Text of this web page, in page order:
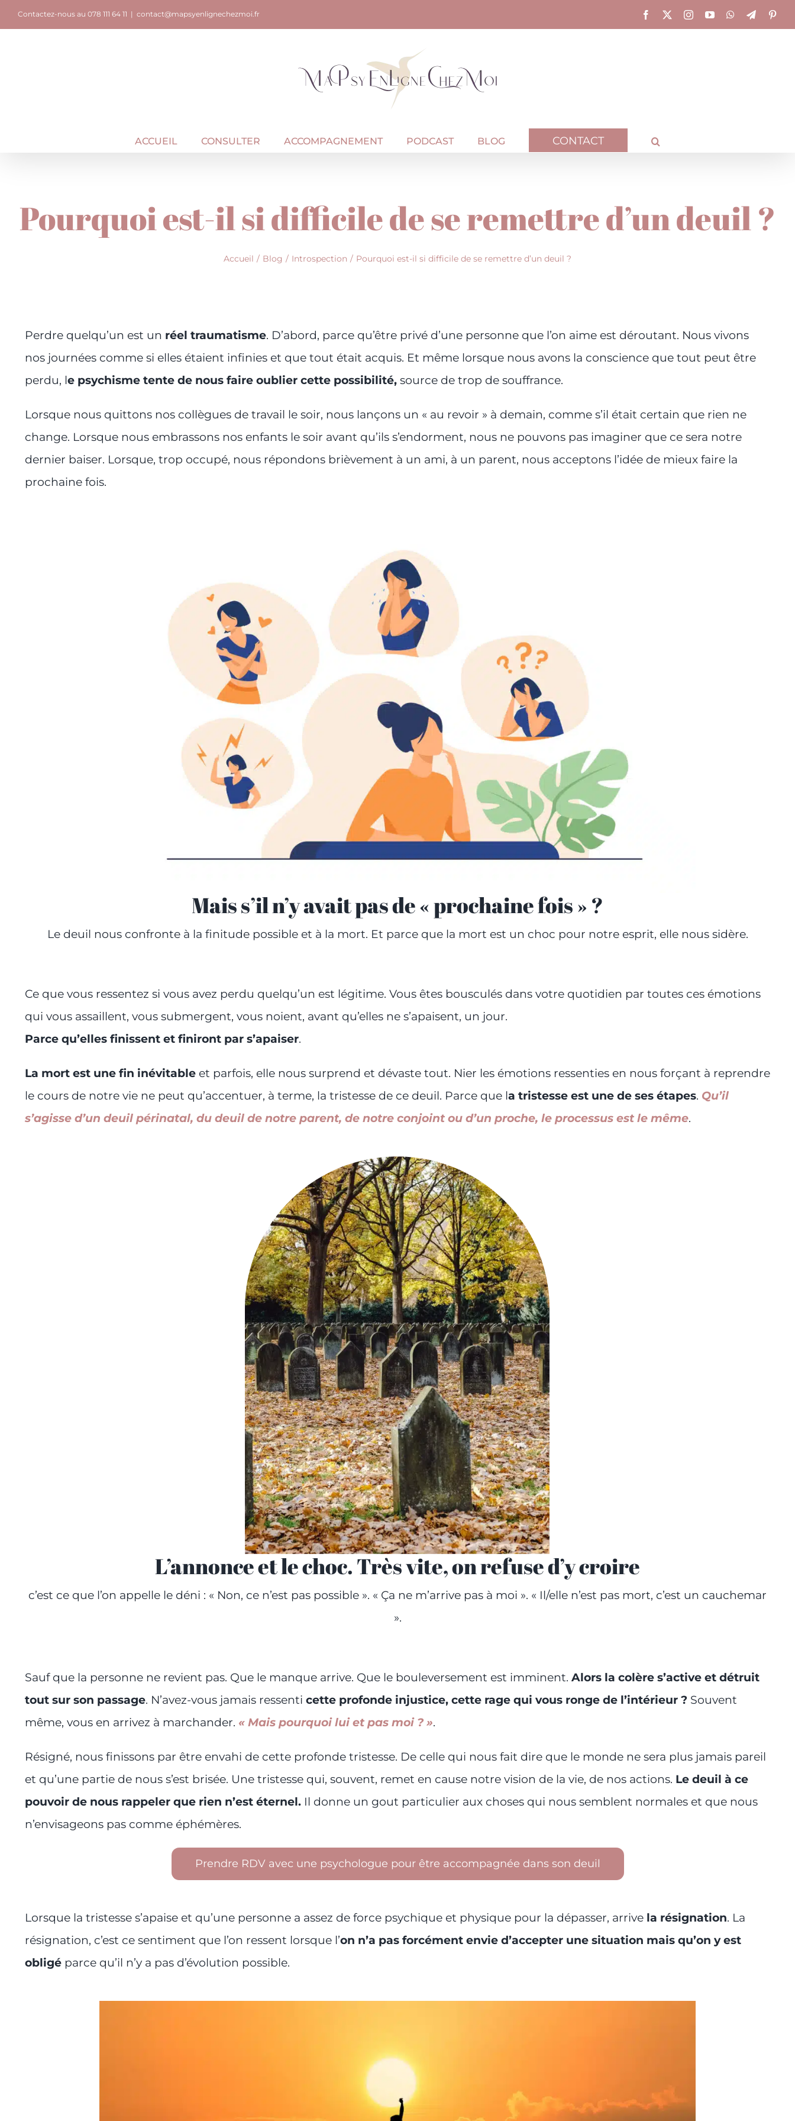
Passer
au
Contactez-nous au 078 111 64 11 | contact@mapsyenlignechezmoi.fr Facebook InstagramYouTubeWhatsApp
Telegram
ACCUEIL CONSULTER ACCOMPAGNEMENT PODCAST BLOG CONTACT
Pourquoi est-il si difficile de se remettre d’un deuil ?
Accueil Blog Introspection Pourquoi est-il si difficile de se remettre d’un deuil ?
Perdre quelqu’un est un réel traumatisme. D’abord, parce qu’être privé d’une personne que l’on aime est déroutant. Nous vivons
nos journées comme si elles étaient infinies et que tout était acquis. Et même lorsque nous avons la conscience que tout peut être
perdu, le psychisme tente de nous faire oublier cette possibilité,source de trop de souffrance.
Lorsque nous quittons nos collègues de travail le soir, nous lançons un « au revoir » à demain, comme s’il était certain que rien ne
change. Lorsque nous embrassons nos enfants le soir avant qu’ils s’endorment, nous ne pouvons pas imaginer que ce sera notre
dernier baiser. Lorsque, trop occupé, nous répondons brièvement à un ami, à un parent, nous acceptons l’idée de mieux faire la
prochaine fois.
Mais s’il n’y avait pas de « prochaine fois » ?
Le deuil nous confronte à la finitude possible et à la mort. Et parce que la mort est un choc pour notre esprit, elle nous sidère.
Ce que vous ressentez si vous avez perdu quelqu’un est légitime. Vous êtes bousculés dans votre quotidien par toutes ces émotions
qui vous assaillent, vous submergent, vous noient, avant qu’elles ne s’apaisent, un jour.
Parce qu’elles finissent et finiront par s’apaiser.
La mort est une fin inévitableet parfois, elle nous surprend et dévaste tout. Nier les émotions ressenties en nous forçant à reprendre
le cours de notre vie ne peut qu’accentuer, à terme, la tristesse de ce deuil. Parce que la tristesse est une de ses étapes. Qu’il
s’agisse d’un deuil périnatal, du deuil de notre parent, de notre conjoint ou d’un proche, le processus est le même.
L’annonce et le choc. Très vite, on refuse d’y croire
c’est ce que l’on appelle le déni : « Non, ce n’est pas possible ». « Ça ne m’arrive pas à moi ». « Il/elle n’est pas mort, c’est un cauchemar
».
Sauf que la personne ne revient pas. Que le manque arrive. Que le bouleversement est imminent. Alors la colère s’active et détruit
tout sur son passage. N’avez-vous jamais ressenti cette profonde injustice, cette rage qui vous ronge de l’intérieur ?Souvent
même, vous en arrivez à marchander. « Mais pourquoi lui et pas moi ? ».
Résigné, nous finissons par être envahi de cette profonde tristesse. De celle qui nous fait dire que le monde ne sera plus jamais pareil
et qu’une partie de nous s’est brisée. Une tristesse qui, souvent, remet en cause notre vision de la vie, de nos actions. Le deuil à ce
pouvoir de nous rappeler que rien n’est éternel.Il donne un gout particulier aux choses qui nous semblent normales et que nous
n’envisageons pas comme éphémères.
Prendre RDV avec une psychologue pour être accompagnée dans son deuil
Lorsque la tristesse s’apaise et qu’une personne a assez de force psychique et physique pour la dépasser, arrive la résignation. La
résignation, c’est ce sentiment que l’on ressent lorsque l’on n’a pas forcément envie d’accepter une situation mais qu’on y est
obligéparce qu’il n’y a pas d’évolution possible.